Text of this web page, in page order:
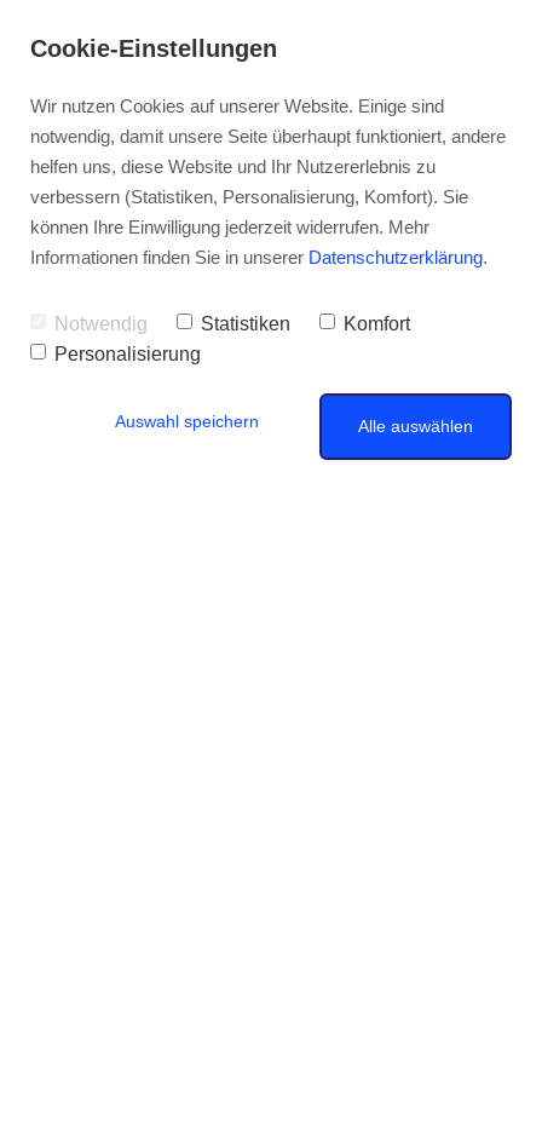
Cookie-Einstellungen
Wir nutzen Cookies auf unserer Website. Einige sind
notwendig, damit unsere Seite überhaupt funktioniert, andere
helfen uns, diese Website und Ihr Nutzererlebnis zu
verbessern (Statistiken, Personalisierung, Komfort). Sie
können Ihre Einwilligung jederzeit widerrufen. Mehr
Informationen finden Sie in unserer Datenschutzerklärung.
Notwendig Statistiken
Komfort
Personalisierung
Auswahl speichern Alle auswählen